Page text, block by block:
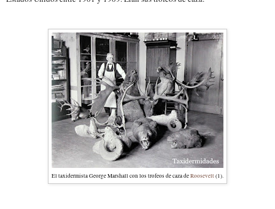
El taxidermista George Marshall con los trofeos de caza deRoosevelt(1).